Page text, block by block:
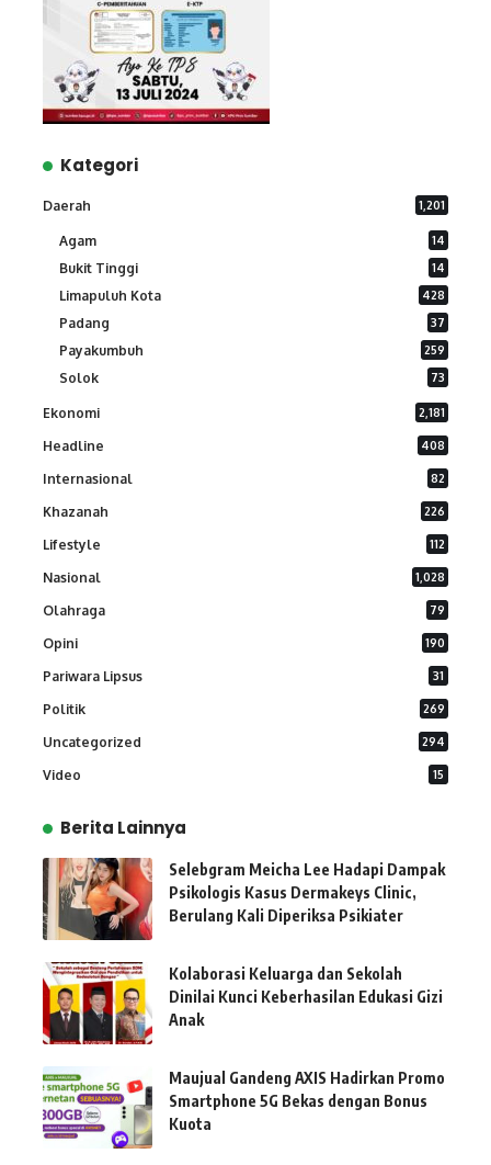
Kategori
Daerah 1,201
Agam 14
Bukit Tinggi 14
Limapuluh Kota 428
Padang 37
Payakumbuh 259
Solok 73
Ekonomi 2,181
Headline 408
Internasional 82
Khazanah 226
Lifestyle 112
Nasional 1,028
Olahraga 79
Opini 190
Pariwara Lipsus 31
Politik 269
Uncategorized 294
Video 15
Berita Lainnya
Selebgram Meicha Lee Hadapi Dampak
Psikologis Kasus Dermakeys Clinic,
Berulang Kali Diperiksa Psikiater
Kolaborasi Keluarga dan Sekolah
Dinilai Kunci Keberhasilan Edukasi Gizi
Anak
Maujual Gandeng AXIS Hadirkan Promo
Smartphone 5G Bekas dengan Bonus
Kuota